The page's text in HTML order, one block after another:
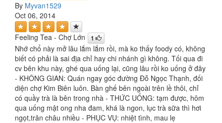
By Myvan1529
Oct 06, 2014
Feeling Tea - Chợ Lớn 1
Nhớ chổ này mở lâu lắm lắm rồi, mà ko thấy foody có, không
biết có phải là sai địa chỉ hay chi nhánh gì không. Tối qua đi
cv bên khu này, ghé qua uống lại, cũng lâu rồi ko uống ở đây
- KHÔNG GIAN: Quán ngay góc đường Đỗ Ngọc Thạnh, đối
diện chợ Kim Biên luôn. Bàn ghế bên ngoài trên lề thôi, chỉ
có quầy trà là bên trong nhà - THỨC UỐNG: tạm được, hôm
qua uống mật ong nha đam, khá là ngon, lục trà sữa thì hơi
ngọt,trân châu nhiều - PHỤC VỤ: nhiệt tình, mau lẹ